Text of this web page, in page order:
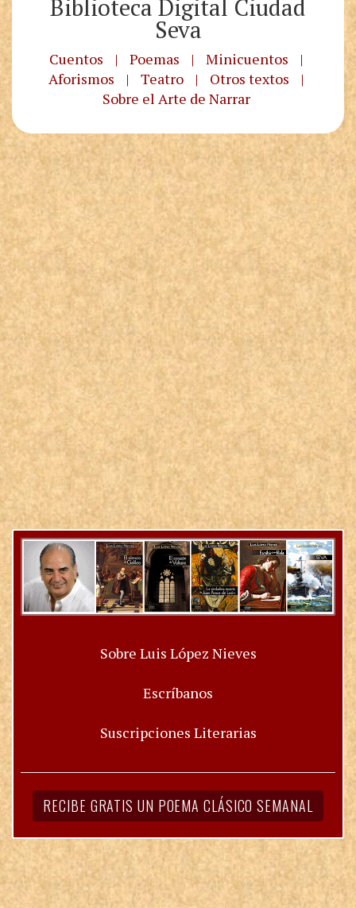
Biblioteca Digital Ciudad
Seva
Cuentos | Poemas | Minicuentos
|
Aforismos
| Teatro | Otros textos
|
Sobre el Arte de Narrar
Sobre Luis López Nieves
Escríbanos
Suscripciones Literarias
RECIBE GRATIS UN POEMA CLÁSICO SEMANAL